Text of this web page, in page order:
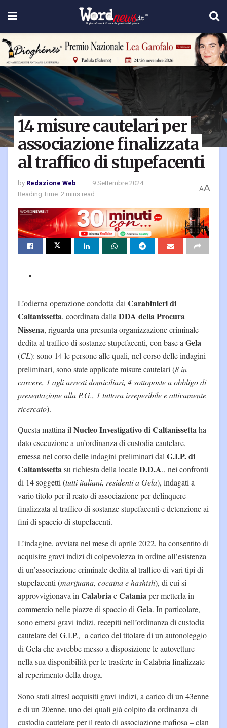
14 misure cautelari per
associazione finalizzata
al traffico di stupefacenti
by Redazione Web
9 Settembre 2024
Reading Time: 2 mins read
AA
L’odierna operazione condotta dai Carabinieri di
Caltanissetta, coordinata dalla DDA della Procura
Nissena, riguarda una presunta organizzazione criminale
dedita al traffico di sostanze stupefacenti, con base a Gela
(CL): sono 14 le persone alle quali, nel corso delle indagini
preliminari, sono state applicate misure cautelari (8 in
carcere, 1 agli arresti domiciliari, 4 sottoposte a obbligo di
presentazione alla P.G., 1 tuttora irreperibile e attivamente
ricercato).
Questa mattina il Nucleo Investigativo di Caltanissettaha
dato esecuzione a un’ordinanza di custodia cautelare,
emessa nel corso delle indagini preliminari dal G.I.P. di
Caltanissettasu richiesta della localeD.D.A., nei confronti
di 14 soggetti (tutti italiani, residenti a Gela), indagati a
vario titolo per il reato di associazione per delinquere
finalizzata al traffico di sostanze stupefacenti e detenzione ai
fini di spaccio di stupefacenti.
L’indagine, avviata nel mese di aprile 2022, ha consentito di
acquisire gravi indizi di colpevolezza in ordine all’esistenza
di un’associazione criminale dedita al traffico di vari tipi di
stupefacenti (marijuana, cocaina e hashish), di cui si
approvvigionava in CalabriaeCataniaper metterla in
commercio nelle piazze di spaccio di Gela. In particolare,
sono emersi gravi indizi, recepiti nell’ordinanza di custodia
cautelare del G.I.P., a carico del titolare di un autonoleggio
di Gela che avrebbe messo a disposizione le autovetture
nella sua disponibilità per le trasferte in Calabria finalizzate
al reperimento della droga.
Sono stati altresì acquisiti gravi indizi, a carico di un 43enne
e di un 20enne, uno dei quali già colpito da ordinanza di
custodia cautelare per il reato di associazione mafiosa – clan